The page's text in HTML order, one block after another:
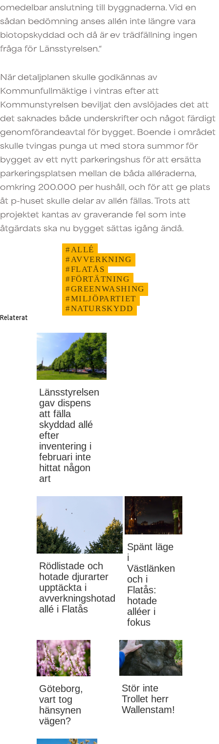
omedelbar anslutning till byggnaderna. Vid en
sådan bedömning anses allén inte längre vara
biotopskyddad och då är ev trädfällning ingen
fråga för Länsstyrelsen.“
När detaljplanen skulle godkännas av
Kommunfullmäktige i vintras efter att
Kommunstyrelsen beviljat den avslöjades det att
det saknades både underskrifter och något färdigt
genomförandeavtal för bygget. Boende i området
skulle tvingas punga ut med stora summor för
bygget av ett nytt parkeringshus för att ersätta
parkeringsplatsen mellan de båda alléraderna,
omkring 200.000 per hushåll, och för att ge plats
åt p-huset skulle delar av allén fällas. Trots att
projektet kantas av graverande fel som inte
åtgärdats ska nu bygget sättas igång ändå.
#ALLÉ
#AVVERKNING
#FLATÅS
#FÖRTÄTNING
#GREENWASHING
#MILJÖPARTIET
#NATURSKYDD
Relaterat
Länsstyrelsen
gav dispens
att fälla
skyddad allé
efter
inventering i
februari inte
hittat någon
art
Rödlistade och
hotade djurarter
upptäckta i
avverkningshotad
allé i Flatås
Spänt läge
i
Västlänken
och i
Flatås:
hotade
alléer i
fokus
Göteborg,
vart tog
hänsynen
vägen?
Stör inte
Trollet herr
Wallenstam!
navigation